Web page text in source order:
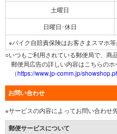
土曜日
日曜日･休日
※バイク自賠責保険はお客さまスマホ
○いつもご利用されている郵便局で、商
郵便局広告の詳しい内容はこちらのホ
（https://www.jp-comm.jp/
お問い合わせ
※サービスの内容によってお問い合わせ
郵便サービスについて